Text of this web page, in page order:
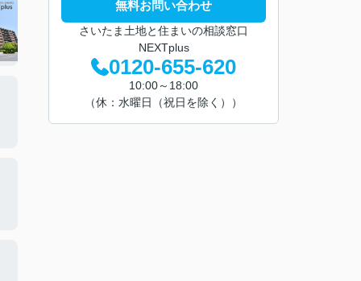
無料お問い合わせ
さいたま土地と住まいの相談窓口
NEXTplus
0120-655-620
10:00～18:00
（休：水曜日（祝日を除く））